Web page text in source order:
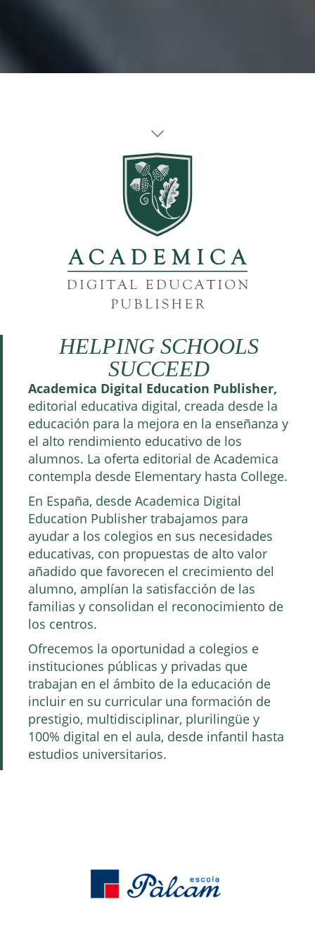
HELPING SCHOOLS
SUCCEED
Academica Digital Education Publisher,
editorial educativa digital, creada desde la
educación para la mejora en la enseñanza y
el alto rendimiento educativo de los
alumnos. La oferta editorial de Academica
contempla desde Elementary hasta College.
En España, desde Academica Digital
Education Publisher trabajamos para
ayudar a los colegios en sus necesidades
educativas, con propuestas de alto valor
añadido que favorecen el crecimiento del
alumno, amplían la satisfacción de las
familias y consolidan el reconocimiento de
los centros.
Ofrecemos la oportunidad a colegios e
instituciones públicas y privadas que
trabajan en el ámbito de la educación de
incluir en su curricular una formación de
prestigio, multidisciplinar, plurilingüe y
100% digital en el aula, desde infantil hasta
estudios universitarios.